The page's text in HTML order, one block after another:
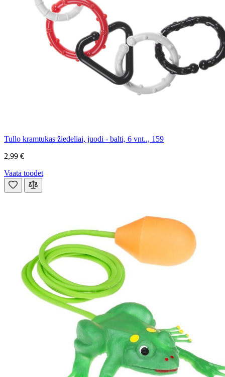
Tullo kramtukas žiedeliai, juodi - balti, 6 vnt.., 159
2,99 €
Vaata toodet